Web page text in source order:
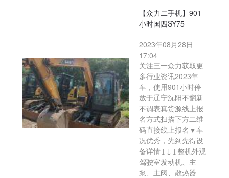
【众力二手机】901
小时国四SY75
2023年08月28日
17:04
关注三一众力获取更
多行业资讯2023年
车，使用901小时停
放于辽宁沈阳不翻新
不调表真货源线上报
名方式扫描下方二维
码直接线上报名▼车
况优秀，先到先得设
备详情↓↓↓整机外观
驾驶室发动机、主
泵、主阀、散热器